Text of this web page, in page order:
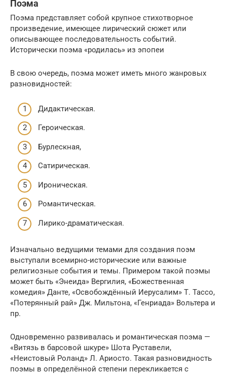
Поэма
Поэма представляет собой крупное стихотворное
произведение, имеющее лирический сюжет или
описывающее последовательность событий.
Исторически поэма «родилась» из эпопеи
В свою очередь, поэма может иметь много жанровых
разновидностей:
Дидактическая.
Героическая.
Бурлескная,
Сатирическая.
Ироническая.
Романтическая.
Лирико-драматическая.
Изначально ведущими темами для создания поэм
выступали всемирно-исторические или важные
религиозные события и темы. Примером такой поэмы
может быть «Энеида» Вергилия, «Божественная
комедия» Данте, «Освобождённый Иерусалим» Т. Тассо,
«Потерянный рай» Дж. Мильтона, «Генриада» Вольтера и
пр.
Одновременно развивалась и романтическая поэма —
«Витязь в барсовой шкуре» Шота Руставели,
«Неистовый Роланд» Л. Ариосто. Такая разновидность
поэмы в определённой степени перекликается с